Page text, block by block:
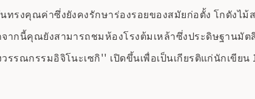
รงคุณค่าซึ่งยังคงรักษาร่องรอยของสมัยก่อตั้ง โกดังไ
กนี้คุณยังสามารถชมห้องโรงต้มเหล้าซึ่งประดิษฐานมัตสึ
รณกรรมอิจิโนะเซกิ'' เปิดขึ้นเพื่อเป็นเกียรติแก่นักเขียน